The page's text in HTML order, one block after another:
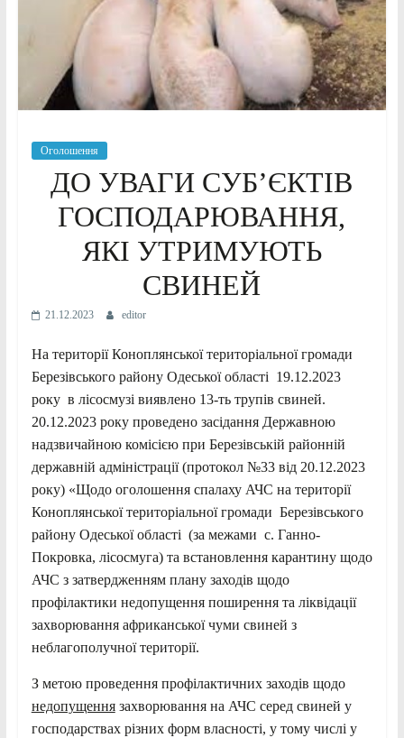
Оголошення
ДО УВАГИ СУБ’ЄКТІВ
ГОСПОДАРЮВАННЯ,
ЯКІ УТРИМУЮТЬ
СВИНЕЙ
21.12.2023 editor
На території Коноплянської територіальної громади
Березівського району Одеської області 19.12.2023
року в лісосмузі виявлено 13-ть трупів свиней.
20.12.2023 року проведено засідання Державною
надзвичайною комісією при Березівській районній
державній адміністрації (протокол №33 від 20.12.2023
року) «Щодо оголошення спалаху АЧС на території
Коноплянської територіальної громади Березівського
району Одеської області (за межами с. Ганно-
Покровка, лісосмуга) та встановлення карантину щодо
АЧС з затвердженням плану заходів щодо
профілактики недопущення поширення та ліквідації
захворювання африканської чуми свиней з
неблагополучної території.
З метою проведення профілактичних заходів щодо
недопущеннязахворювання на АЧС серед свиней у
господарствах різних форм власності, у тому числі у